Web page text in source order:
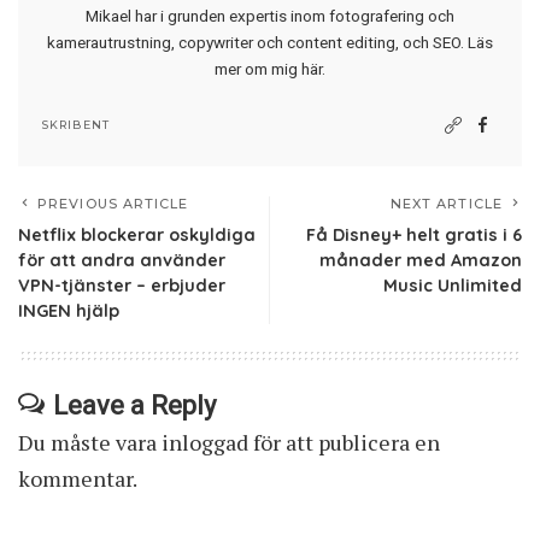
Mikael har i grunden expertis inom fotografering och
kamerautrustning, copywriter och content editing, och SEO. Läs
mer om mig här.
SKRIBENT
PREVIOUS ARTICLE
Netflix blockerar oskyldiga
för att andra använder
VPN-tjänster – erbjuder
INGEN hjälp
NEXT ARTICLE
Få Disney+ helt gratis i 6
månader med Amazon
Music Unlimited
Leave a Reply
Du måste vara inloggad för att publicera en
kommentar.